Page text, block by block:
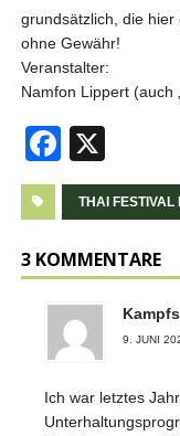
grundsätzlich, die hier
ohne Gewähr!
Veranstalter:
Namfon Lippert (auch
F
a
c
e
b
o
o
k
THAI
3 KOMMENTARE
9. JUNI
Ich war letztes